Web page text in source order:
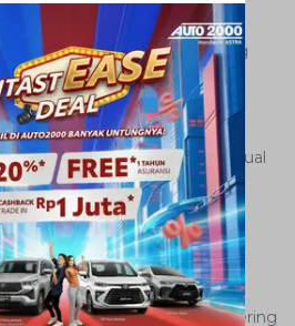
Tekanan Udara
ke pom bensin atau tukang
familiar di mata. Ya, Tyre
pengukur tekanan udara di
ban yang sesuai untuk
yang dianjurkan di manual
dalam dua model, yaitu
Tyre Pressure Gaugeyang
air gun, yang kemudian
gauge.Inflatorini lebih sering